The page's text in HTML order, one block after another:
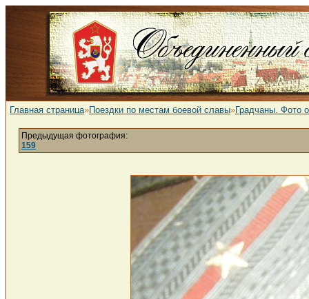
Главная страница»Поездки по местам боевой славы»Градчаны. Фото
Предыдущая фотография:
159